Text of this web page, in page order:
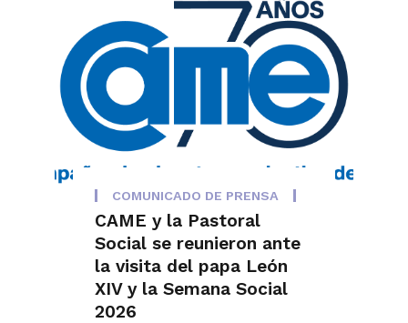
COMUNICADO DE PRENSA
CAME y la Pastoral
Social se reunieron ante
la visita del papa León
XIV y la Semana Social
2026